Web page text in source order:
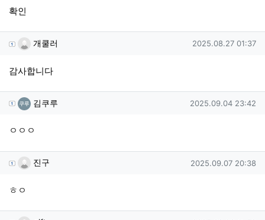
확인
개쿨러님의 댓글
개쿨러 작성일
2025.08.27 01:37
감사합니다
김쿠루님의 댓글
김쿠루 작성일
2025.09.04 23:42
ㅇㅇㅇ
진구님의 댓글
진구 작성일
2025.09.07 20:38
ㅎㅇ